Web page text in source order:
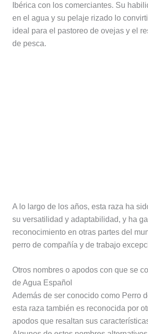
Ibérica con los comerciantes. Su
en el agua y su pelaje rizado lo
ideal para el pastoreo de ovejas y el
de pesca.
A lo largo de los años, esta raza ha
su versatilidad y adaptabilidad, y ha
reconocimiento en otras partes del
perro de compañía y de trabajo
Otros nombres o apodos con que se
de Agua Español
Además de ser conocido como Perro
esta raza también es reconocida por
apodos que resaltan sus